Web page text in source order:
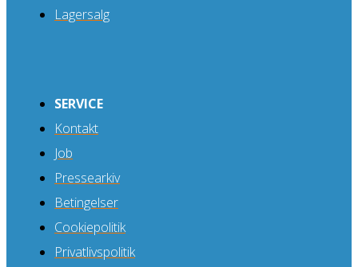
Lagersalg
SERVICE
Kontakt
Job
Pressearkiv
Betingelser
Cookiepolitik
Privatlivspolitik